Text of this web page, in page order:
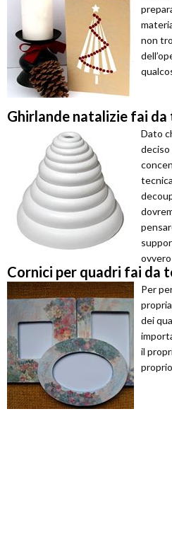
non
Ghirlande natalizie fai da
Dato
deciso
ovvero
Cornici per quadri fai da
Per
dei
il